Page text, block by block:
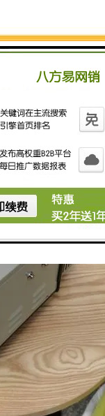
行数据传输及